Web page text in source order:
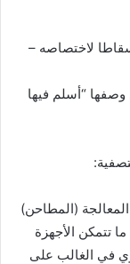
لاختصاصه –
“أسلم فيها
(المطاحن)
تتمكن الأجهزة
في الغالب على